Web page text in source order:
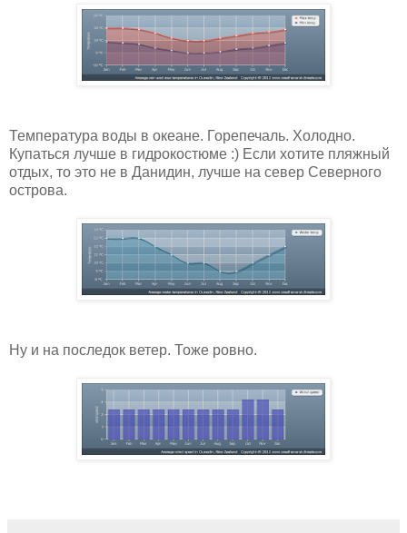
Температура воды в океане. Горепечаль. Холодно.
Купаться лучше в гидрокостюме :) Если хотите пляжный
отдых, то это не в Данидин, лучше на север Северного
острова.
Ну и на последок ветер. Тоже ровно.